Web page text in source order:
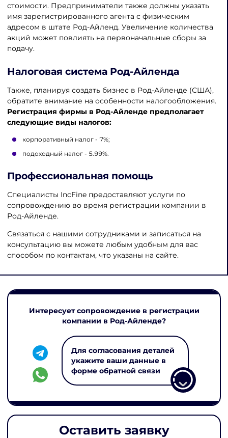
стоимости. Предприниматели также должны указать
имя зарегистрированного агента с физическим
адресом в штате Род-Айленд. Увеличение количества
акций может повлиять на первоначальные сборы за
подачу.
Налоговая система Род-Айленда
Также, планируя создать бизнес в Род-Айленде (США),
обратите внимание на особенности налогообложения.
Регистрация фирмы в Род-Айленде предполагает
следующие виды налогов:
корпоративный налог - 7%;
подоходный налог - 5.99%.
Профессиональная помощь
Специалисты IncFine предоставляют услуги по
сопровождению во время регистрации компании в
Род-Айленде.
Связаться с нашими сотрудниками и записаться на
консультацию вы можете любым удобным для вас
способом по контактам, что указаны на сайте.
Интересует сопровождение в регистрации
компании в Род-Айленде?
Для согласования деталей
укажите ваши данные в
форме обратной связи
Оставить заявку